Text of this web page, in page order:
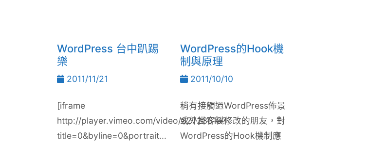
WordPress 台中趴踢
樂
2011/11/21
[iframe
http://player.vimeo.com/video/32723619?
title=0&byline=0&portrait...
WordPress的Hook機
制與原理
2011/10/10
稍有接觸過WordPress佈景
或外掛客製修改的朋友，對
WordPress的Hook機制應